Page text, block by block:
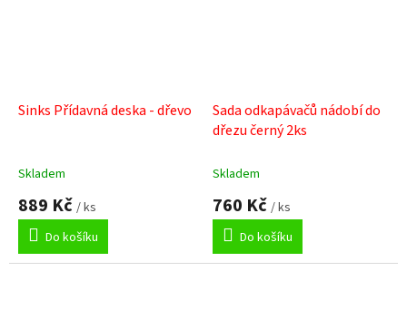
Sinks Přídavná deska - dřevo
Skladem
889 Kč / ks
Do košíku
Sada odkapávačů nádobí do
dřezu černý 2ks
Skladem
760 Kč / ks
Do košíku